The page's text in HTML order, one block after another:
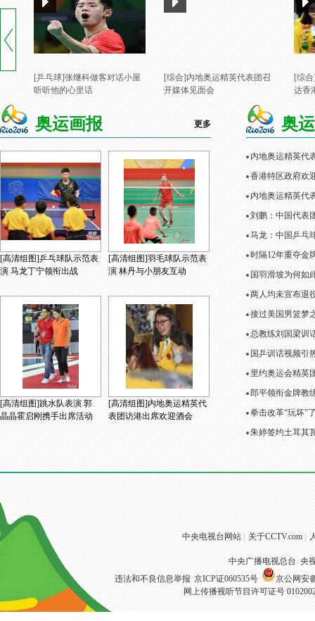
[乒乓球]张继科做客对话小屋
听听他的心里话
[综合]内地奥运精英代表团召
开媒体见面会
[综
达香
奥运画报 更多
[高清组图]乒乓球队示范表
演 马龙丁宁领衔出战
[高清组图]羽毛球队示范表
演 林丹与小朋友互动
[高清组图]跳水队表演 郭
晶晶霍启刚携手出席活动
[高清组图]内地奥运精英代
表团访港出席欢迎酒会
奥
内地奥运精英代
香港特区政府欢
内地奥运精英代
刘鹏：中国代表
马龙：中国乒乓
时隔12年重夺金
国羽滑坡为何如
两人均未宣布退
接过美国男篮梦
总教练刘国梁训
国乒训话视频引
里约奥运会精英
郎平领衔金牌教
拳击改革“玩坏”
朱婷签约土耳其
中央电视台网站 关于CCTV.com
中央广播电视总台 央
违法和不良信息举报 京ICP证060535号
京公网安
网上传播视听节目许可证号